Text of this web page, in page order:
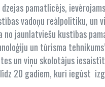
pamatlicējs,
vadoņu reālpolitiku,
jaunlatviešu kustības
un tūrisma
un viņu skolotājus
20 gadiem, kuri iegūst